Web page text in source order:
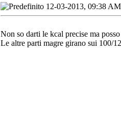
12-03-2013, 09:38 AM
Non so darti le kcal precise ma
Le altre parti magre girano sui 100/